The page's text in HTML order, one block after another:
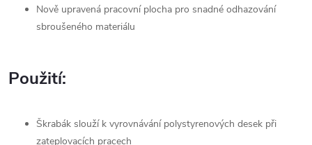
Nově upravená pracovní plocha pro snadné odhazování
sbroušeného materiálu
Použití:
Škrabák slouží k vyrovnávání polystyrenových desek při
zateplovacích pracech